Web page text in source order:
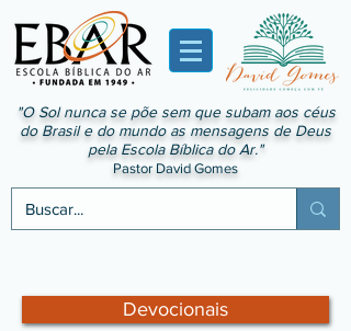
"O Sol nunca se põe sem que subam aos céus
do Brasil e do mundo as mensagens de Deus
pela Escola Bíblica do Ar."
Pastor David Gomes
Devocionais